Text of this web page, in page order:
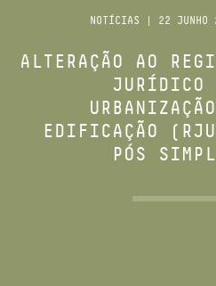
NOTÍCIAS | 22 JUNHO
ALTERAÇÃO AO
JURÍDICO
EDIFICAÇÃO
PÓS